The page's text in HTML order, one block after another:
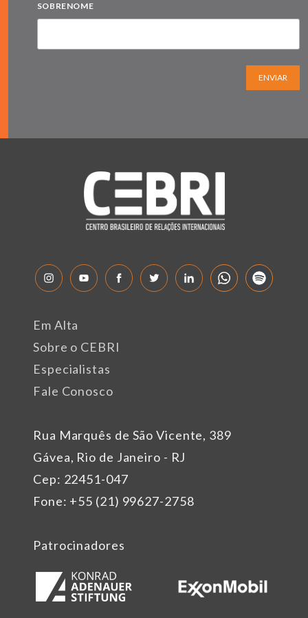
SOBRENOME
ENVIAR
Rua Marquês de São Vicente, 389
Gávea, Rio de Janeiro - RJ
Cep: 22451-047
Fone: +55 (21) 99627-2758
Em Alta
Sobre o CEBRI
Especialistas
Fale Conosco
Patrocinadores